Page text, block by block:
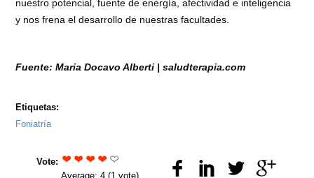
nuestro potencial, fuente de energía, afectividad e inteligencia
y nos frena el desarrollo de nuestras facultades.
Fuente: Maria Docavo Alberti | saludterapia.com
Etiquetas:
Foniatría
Vote:
Average:4 (1 vote)